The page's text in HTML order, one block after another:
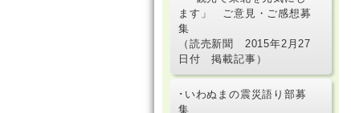
ます」 ご意見・ご感想募
集
（読売新聞 2015年2月27
日付 掲載記事）
･いわぬまの震災語り部募
集